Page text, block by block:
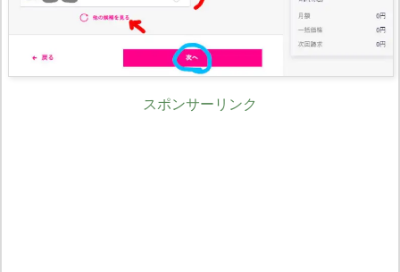
スポンサーリンク